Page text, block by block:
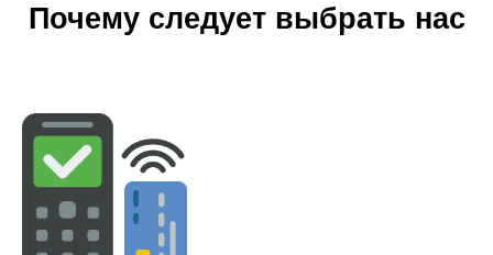
Почему следует выбрать нас